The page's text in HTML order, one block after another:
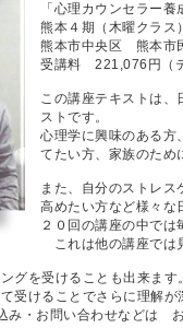
「心理カウンセラー
熊本４期（木曜クラス
熊本市中央区 熊本市
受講料 221,076円（テ
この講座テキストは、
ストです。
心理学に興味のある方
てたい方、家族のため
また、自分のストレス
高めたい方など様々な
２０回の講座の中では
これは他の講座では
グを受けることも出来ます。
受けることでさらに理解が
み・お問い合わせなどは